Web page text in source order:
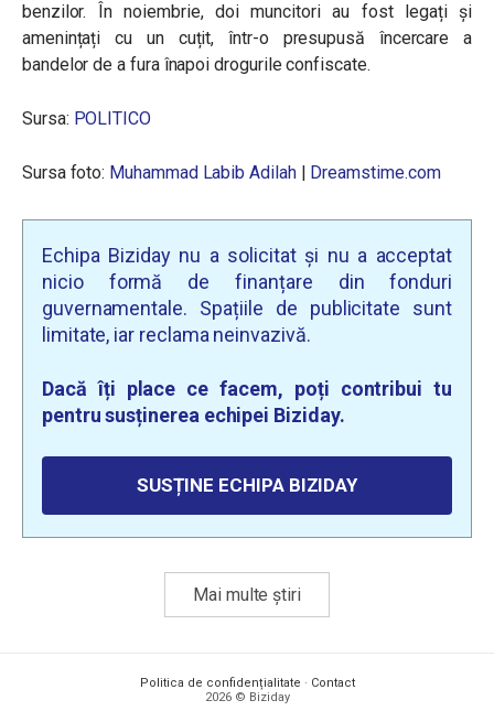
benzilor. În noiembrie, doi muncitori au fost legați și
amenințați cu un cuțit, într-o presupusă încercare a
bandelor de a fura înapoi drogurile confiscate.
Sursa: POLITICO
Sursa foto: Muhammad Labib Adilah | Dreamstime.com
Echipa Biziday nu a solicitat și nu a acceptat
nicio formă de finanțare din fonduri
guvernamentale. Spațiile de publicitate sunt
limitate, iar reclama neinvazivă.
Dacă îți place ce facem, poți contribui tu
pentru susținerea echipei Biziday.
SUSȚINE ECHIPA BIZIDAY
Mai multe știri
Politica de confidențialitate · Contact
2026 © Biziday